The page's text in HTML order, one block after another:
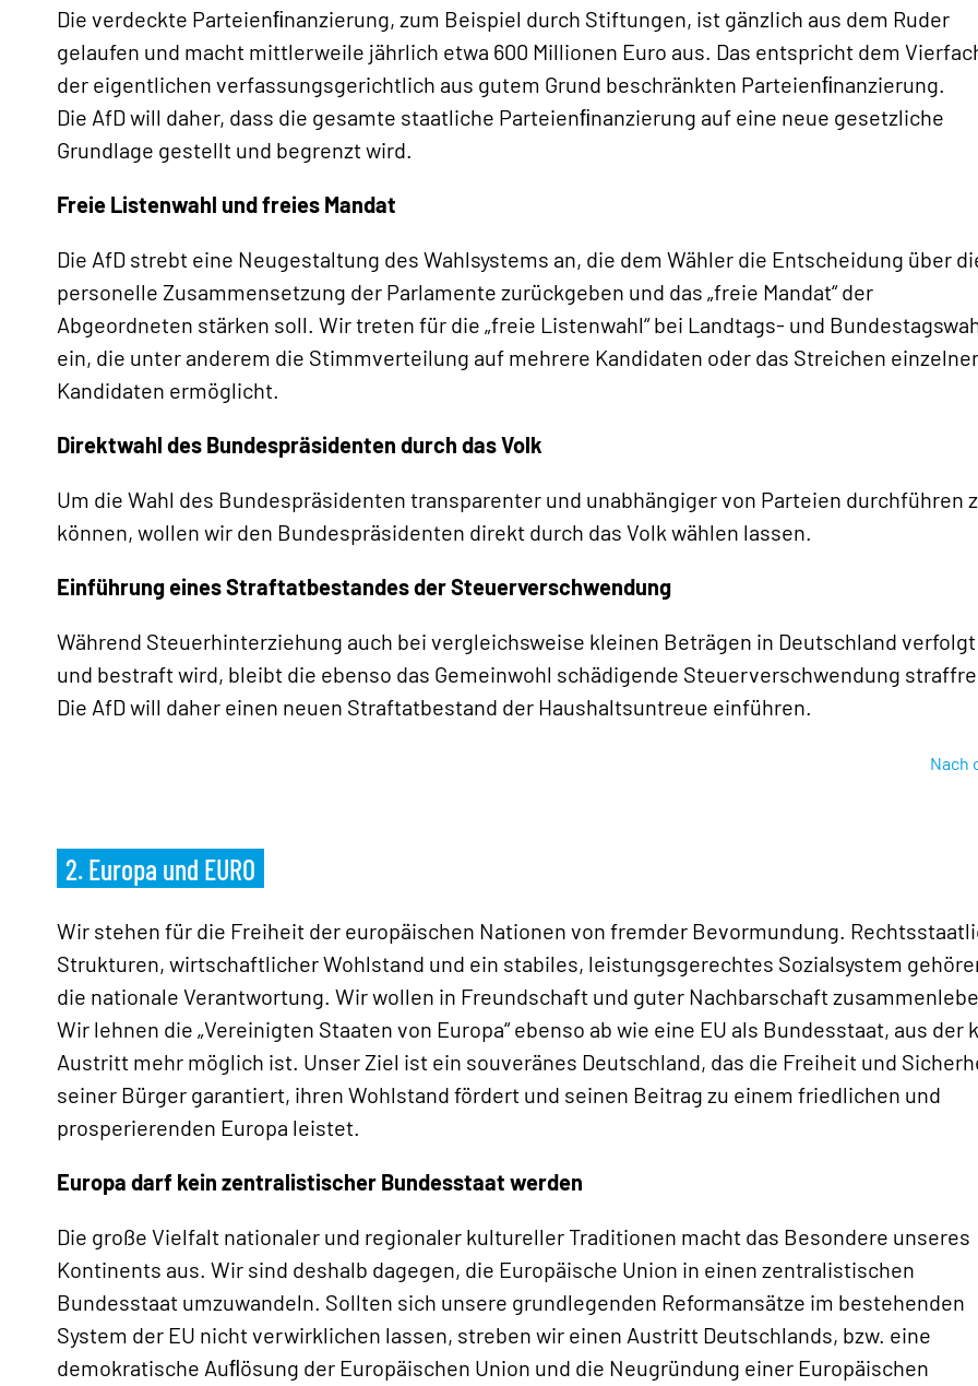
Die verdeckte Parteienﬁnanzierung, zum Beispiel durch Stiftungen, ist gänzlich aus dem Ruder
gelaufen und macht mittlerweile jährlich etwa 600 Millionen Euro aus. Das entspricht dem
der eigentlichen verfassungsgerichtlich aus gutem Grund beschränkten Parteienﬁnanzierung.
Die AfD will daher, dass die gesamte staatliche Parteienﬁnanzierung auf eine neue gesetzliche
Grundlage gestellt und begrenzt wird.
Freie Listenwahl und freies Mandat
Die AfD strebt eine Neugestaltung des Wahlsystems an, die dem Wähler die Entscheidung über
personelle Zusammensetzung der Parlamente zurückgeben und das „freie Mandat“ der
Abgeordneten stärken soll. Wir treten für die „freie Listenwahl“ bei Landtags- und
ein, die unter anderem die Stimmverteilung auf mehrere Kandidaten oder das Streichen einzelner
Kandidaten ermöglicht.
Direktwahl des Bundespräsidenten durch das Volk
Um die Wahl des Bundespräsidenten transparenter und unabhängiger von Parteien durchführen
können, wollen wir den Bundespräsidenten direkt durch das Volk wählen lassen.
Einführung eines Straftatbestandes der Steuerverschwendung
Während Steuerhinterziehung auch bei vergleichsweise kleinen Beträgen in Deutschland verfolgt
und bestraft wird, bleibt die ebenso das Gemeinwohl schädigende Steuerverschwendung
Die AfD will daher einen neuen Straftatbestand der Haushaltsuntreue einführen.
Nach
2. Europa und EURO
Wir stehen für die Freiheit der europäischen Nationen von fremder Bevormundung.
Strukturen, wirtschaftlicher Wohlstand und ein stabiles, leistungsgerechtes Sozialsystem
die nationale Verantwortung. Wir wollen in Freundschaft und guter Nachbarschaft
Wir lehnen die „Vereinigten Staaten von Europa“ ebenso ab wie eine EU als Bundesstaat, aus der
Austritt mehr möglich ist. Unser Ziel ist ein souveränes Deutschland, das die Freiheit und
seiner Bürger garantiert, ihren Wohlstand fördert und seinen Beitrag zu einem friedlichen und
prosperierenden Europa leistet.
Europa darf kein zentralistischer Bundesstaat werden
Die große Vielfalt nationaler und regionaler kultureller Traditionen macht das Besondere unseres
Kontinents aus. Wir sind deshalb dagegen, die Europäische Union in einen zentralistischen
Bundesstaat umzuwandeln. Sollten sich unsere grundlegenden Reformansätze im bestehenden
System der EU nicht verwirklichen lassen, streben wir einen Austritt Deutschlands, bzw. eine
demokratische Auﬂösung der Europäischen Union und die Neugründung einer Europäischen